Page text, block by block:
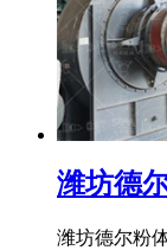
潍坊德
潍坊德尔粉